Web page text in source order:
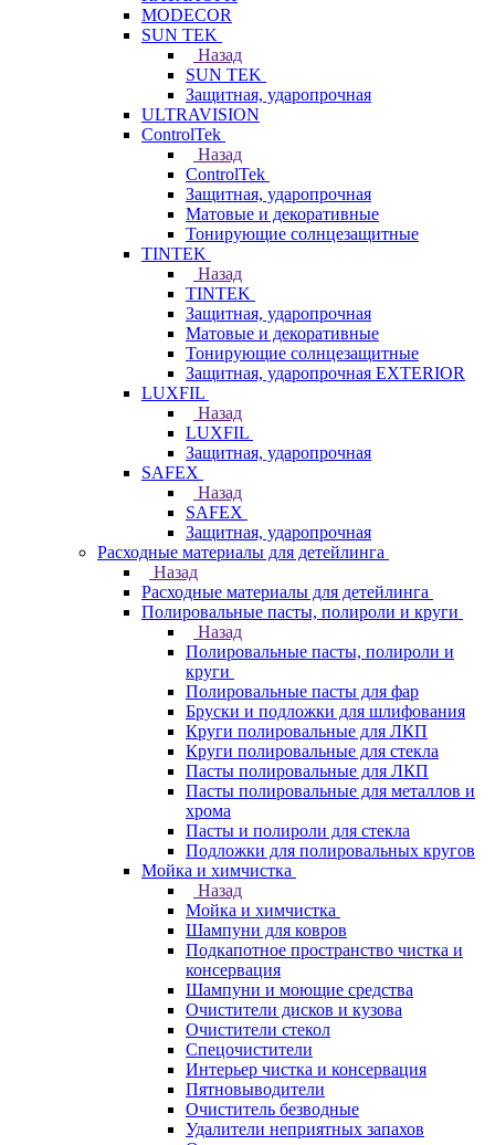
MODECOR
SUN TEK
Назад
SUN TEK
Защитная, ударопрочная
ULTRAVISION
ControlTek
Назад
ControlTek
Защитная, ударопрочная
Матовые и декоративные
Тонирующие солнцезащитные
TINTEK
Назад
TINTEK
Защитная, ударопрочная
Матовые и декоративные
Тонирующие солнцезащитные
Защитная, ударопрочная EXTERIOR
LUXFIL
Назад
LUXFIL
Защитная, ударопрочная
SAFEX
Назад
SAFEX
Защитная, ударопрочная
Расходные материалы для детейлинга
Назад
Расходные материалы для детейлинга
Полировальные пасты, полироли и круги
Назад
Полировальные пасты, полироли и
круги
Полировальные пасты для фар
Бруски и подложки для шлифования
Круги полировальные для ЛКП
Круги полировальные для стекла
Пасты полировальные для ЛКП
Пасты полировальные для металлов и
хрома
Пасты и полироли для стекла
Подложки для полировальных кругов
Мойка и химчистка
Назад
Мойка и химчистка
Шампуни для ковров
Подкапотное пространство чистка и
консервация
Шампуни и моющие средства
Очистители дисков и кузова
Очистители стекол
Спецочистители
Интерьер чистка и консервация
Пятновыводители
Очиститель безводные
Удалители неприятных запахов